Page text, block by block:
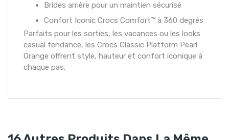
Brides arrière pour un maintien sécurisé
Confort Iconic Crocs Comfort™ à 360 degrés
Parfaits pour les sorties, les vacances ou les looks
casual tendance, les Crocs Classic Platform Pearl
Orange offrent style, hauteur et confort iconique à
chaque pas.